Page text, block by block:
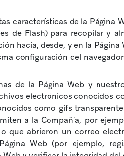
características de la Página
de Flash) para recopilar y
hacia, desde, y en la Página
configuración del
de la Página Web y
electrónicos conocidos
como gifs
a la Compañía, por
que abrieron un correo
Web (por ejemplo,